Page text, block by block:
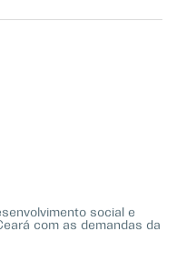
social e
com as demandas da